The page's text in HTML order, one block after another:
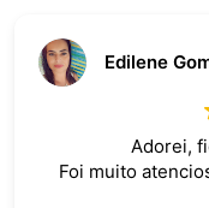
Edilene
Adorei,
Foi muito